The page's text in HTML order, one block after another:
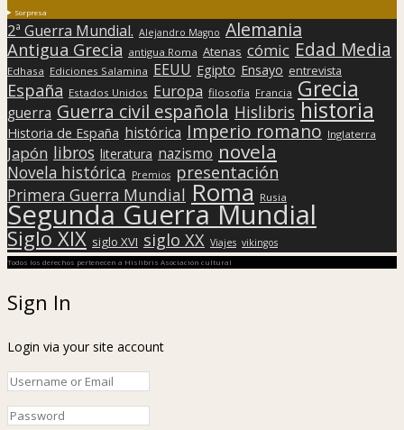
Sorpresa
2ª Guerra Mundial. Alejandro Magno Alemania
Antigua Grecia antigua Roma Atenas cómic Edad Media
Edhasa Ediciones Salamina EEUU Egipto Ensayo entrevista
España Estados Unidos Europa filosofía Francia Grecia
guerra Guerra civil española Hislibris historia
Historia de España histórica Imperio romano Inglaterra
Japón libros literatura nazismo novela
Novela histórica Premios presentación
Primera Guerra Mundial Roma Rusia
Segunda Guerra Mundial
Siglo XIX siglo XVI siglo XX Viajes vikingos
Todos los derechos pertenecen a Hislibris Asociación cultural
Sign In
Login via your site account